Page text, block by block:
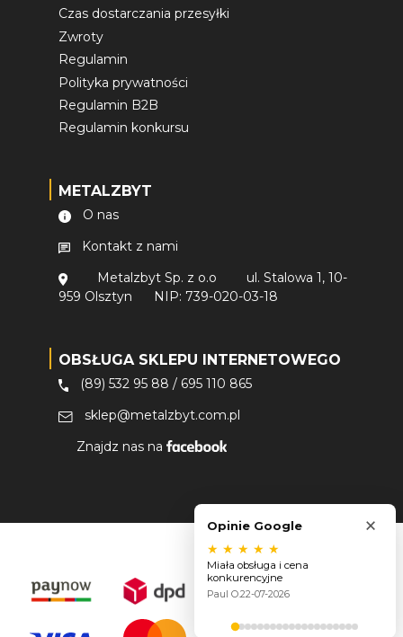
Czas dostarczania przesyłki
Zwroty
Regulamin
Polityka prywatności
Regulamin B2B
Regulamin konkursu
METALZBYT
O nas
Kontakt z nami
Metalzbyt Sp. z o.o
ul. Stalowa 1, 10-
959 Olsztyn
NIP: 739-020-03-18
OBSŁUGA SKLEPU INTERNETOWEGO
(89) 532 95 88 / 695 110 865
sklep@metalzbyt.com.pl
Znajdz nas na
Opinie Google ×
★ ★ ★ ★ ★
Miała obsługa i cena
konkurencyjne
Paul O.22-07-2026